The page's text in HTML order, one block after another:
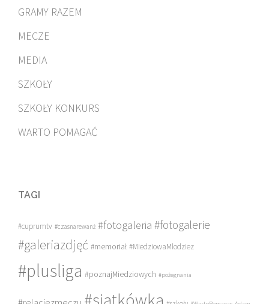
GRAMY RAZEM
MECZE
MEDIA
SZKOŁY
SZKOŁY KONKURS
WARTO POMAGAĆ
TAGI
#cuprumtv #czasnarewanż #fotogaleria #fotogalerie
#galeriazdjęć #memoriał #MiedziowaMlodziez
#plusliga #poznajMiedziowych #pożegnania
#siatkówka